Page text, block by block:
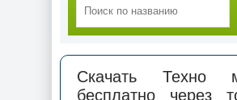
Скачать Техно
бесплатно через